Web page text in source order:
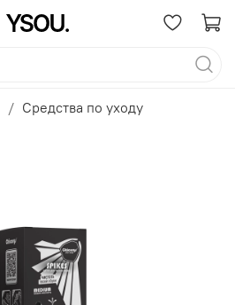
Средства по уходу